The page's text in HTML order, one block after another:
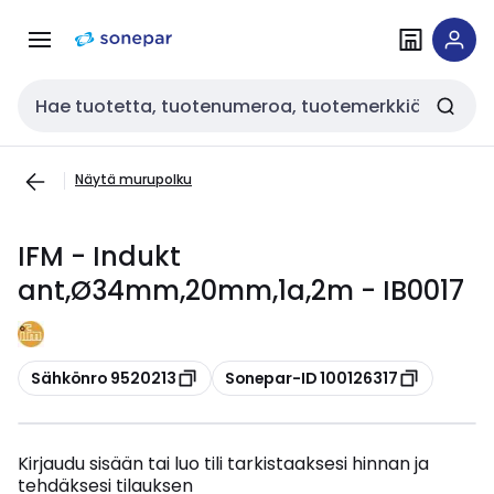
navigointiinsisältöön
Haku
Näytä murupolku
IFM - Indukt
ant,Ø34mm,20mm,1a,2m - IB0017
Kopioi
Sähkönro 9520213 Kopioi
Sonepar-ID 100126317
Kirjaudu sisään tai luo tili tarkistaaksesi hinnan ja
tehdäksesi tilauksen